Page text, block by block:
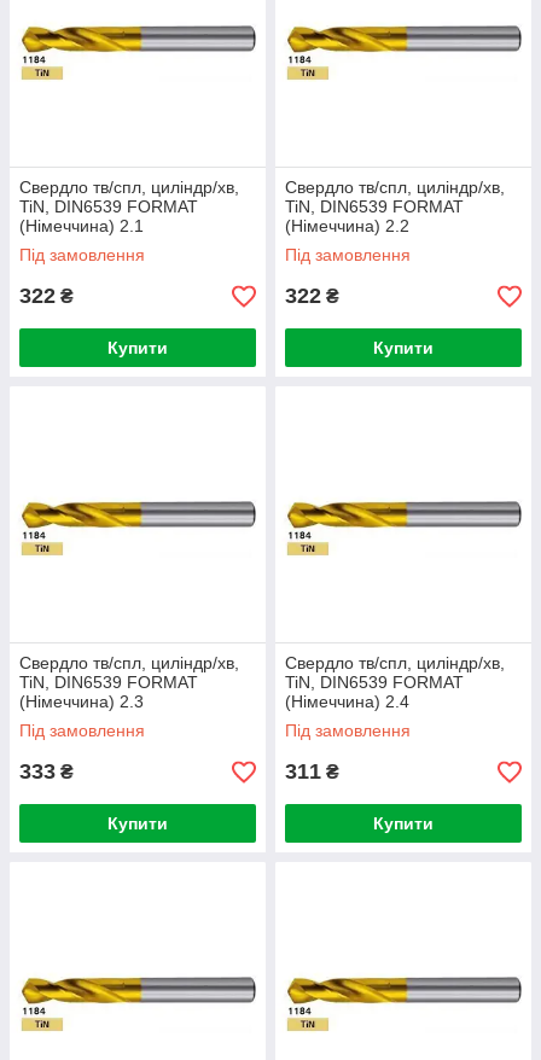
Свердло тв/спл, циліндр/хв,
TiN, DIN6539 FORMAT
(Німеччина) 2.1
Під замовлення
322 ₴
Купити
Свердло тв/спл, циліндр/хв,
TiN, DIN6539 FORMAT
(Німеччина) 2.2
Під замовлення
322 ₴
Купити
Свердло тв/спл, циліндр/хв,
TiN, DIN6539 FORMAT
(Німеччина) 2.3
Під замовлення
333 ₴
Купити
Свердло тв/спл, циліндр/хв,
TiN, DIN6539 FORMAT
(Німеччина) 2.4
Під замовлення
311 ₴
Купити